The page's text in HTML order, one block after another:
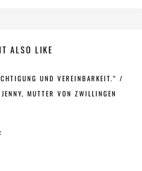
ALSO LIKE
UND VEREINBARKEIT.“ /
MUTTER VON ZWILLINGEN